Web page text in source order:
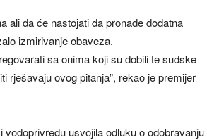
ali da će nastojati da pronađe dodatna
izmirivanje obaveza.
sa onima koji su dobili te sudske
rješavaju ovog pitanja”, rekao je premijer
usvojila odluku o odobravanju